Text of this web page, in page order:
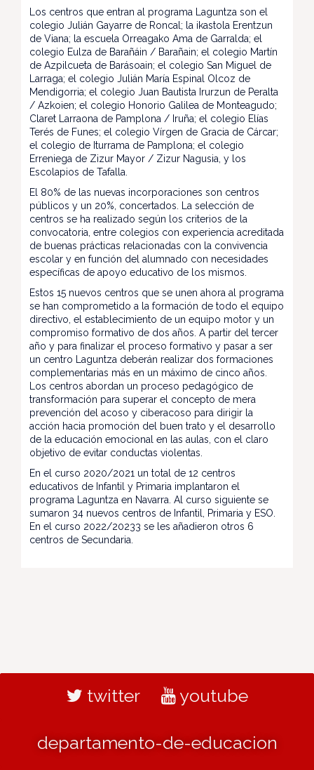
Los centros que entran al programa Laguntza son el
colegio Julián Gayarre de Roncal; la ikastola Erentzun
de Viana; la escuela Orreagako Ama de Garralda; el
colegio Eulza de Barañáin / Barañain; el colegio Martín
de Azpilcueta de Barásoain; el colegio San Miguel de
Larraga; el colegio Julián María Espinal Olcoz de
Mendigorria; el colegio Juan Bautista Irurzun de Peralta
/ Azkoien; el colegio Honorio Galilea de Monteagudo;
Claret Larraona de Pamplona / Iruña; el colegio Elías
Terés de Funes; el colegio Vírgen de Gracia de Cárcar;
el colegio de Iturrama de Pamplona; el colegio
Erreniega de Zizur Mayor / Zizur Nagusia, y los
Escolapios de Tafalla.
El 80% de las nuevas incorporaciones son centros
públicos y un 20%, concertados. La selección de
centros se ha realizado según los criterios de la
convocatoria, entre colegios con experiencia acreditada
de buenas prácticas relacionadas con la convivencia
escolar y en función del alumnado con necesidades
específicas de apoyo educativo de los mismos.
Estos 15 nuevos centros que se unen ahora al programa
se han comprometido a la formación de todo el equipo
directivo, el establecimiento de un equipo motor y un
compromiso formativo de dos años. A partir del tercer
año y para finalizar el proceso formativo y pasar a ser
un centro Laguntza deberán realizar dos formaciones
complementarias más en un máximo de cinco años.
Los centros abordan un proceso pedagógico de
transformación para superar el concepto de mera
prevención del acoso y ciberacoso para dirigir la
acción hacia promoción del buen trato y el desarrollo
de la educación emocional en las aulas, con el claro
objetivo de evitar conductas violentas.
En el curso 2020/2021 un total de 12 centros
educativos de Infantil y Primaria implantaron el
programa Laguntza en Navarra. Al curso siguiente se
sumaron 34 nuevos centros de Infantil, Primaria y ESO.
En el curso 2022/20233 se les añadieron otros 6
centros de Secundaria.
twitter youtube
departamento-de-educacion